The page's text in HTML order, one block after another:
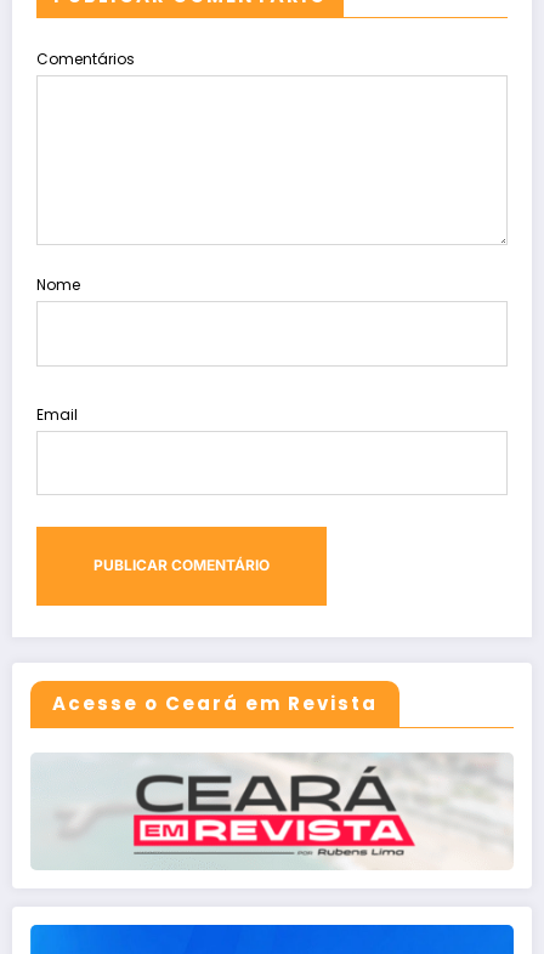
Comentários
Nome
Email
Acesse o Ceará em Revista